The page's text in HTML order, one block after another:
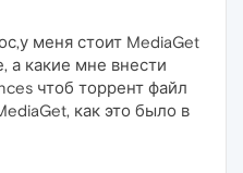
меня стоит MediaGet
а какие мне внести
чтоб торрент файл
как это было в